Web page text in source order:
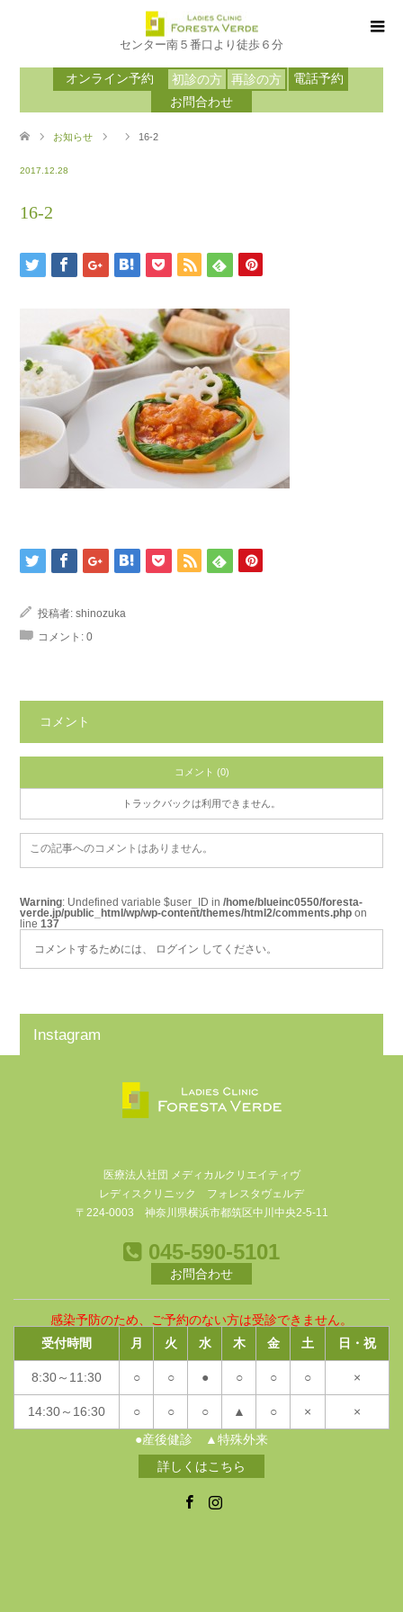
センター南５番口より徒歩６分
オンライン予約 初診の方 再診の方
電話予約
お問合わせ
お知らせ 16-2
2017.12.28
16-2
投稿者: shinozuka
コメント: 0
コメント
コメント (0)
トラックバックは利用できません。
この記事へのコメントはありません。
Warning: Undefined variable $user_ID in /home/blueinc0550/foresta-
verde.jp/public_html/wp/wp-content/themes/html2/comments.php on
line 137
コメントするためには、
ログイン してください。
Instagram
医療法人社団 メディカルクリエイティヴ
レディスクリニック フォレスタヴェルデ
〒224-0003 神奈川県横浜市都筑区中川中央2-5-11
045-590-5101
お問合わせ
感染予防のため、ご予約のない方は受診できません。
受付時間
月 火 水 木 金 土 日・祝
8:30～11:30 ○ ○ ● ○ ○ ○ ×
14:30～16:30 ○ ○ ○ ▲ ○ ×
×
●産後健診 ▲特殊外来
詳しくはこちら